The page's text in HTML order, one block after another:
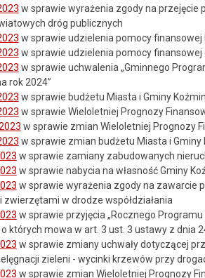
w sprawie wyrażenia zgody na przejęcie
dróg publicznych
w sprawie udzielenia pomocy
w sprawie udzielenia pomocy
w sprawie uchwalenia „Gminnego
rok 2024”
w sprawie budżetu Miasta i Gminy
w sprawie Wieloletniej Prognozy
w sprawie zmian Wieloletniej Prognozy
w sprawie zmian budżetu Miasta i Gminy
w sprawie zamiany zabudowanych
w sprawie nabycia na własność Gminy
w sprawie wyrażenia zgody na zawarcie
zwierzętami w drodze współdziałania
w sprawie przyjęcia „Rocznego
których mowa w art. 3 ust. 3 ustawy z dnia
w sprawie zmiany uchwały dotyczącej
zieleni - wycinki krzewów przy
w sprawie zmian Wieloletniej Prognozy